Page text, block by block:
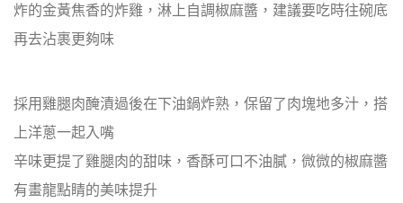
炸的金黃焦香的炸雞，淋上自調椒麻醬，建議要吃時往碗底
再去沾裹更夠味
採用雞腿肉醃漬過後在下油鍋炸熟，保留了肉塊地多汁，搭
上洋蔥一起入嘴
辛味更提了雞腿肉的甜味，香酥可口不油膩，微微的椒麻醬
有畫龍點睛的美味提升